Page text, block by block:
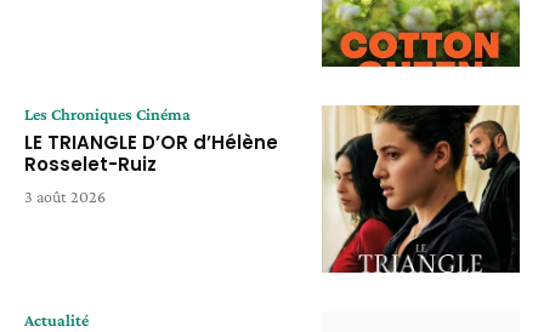
Les Chroniques Cinéma
LE TRIANGLE D’OR d’Hélène
Rosselet-Ruiz
3 août 2026
Actualité